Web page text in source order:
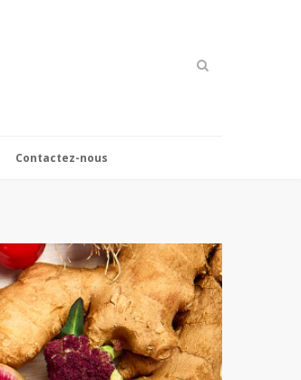
Contactez-nous